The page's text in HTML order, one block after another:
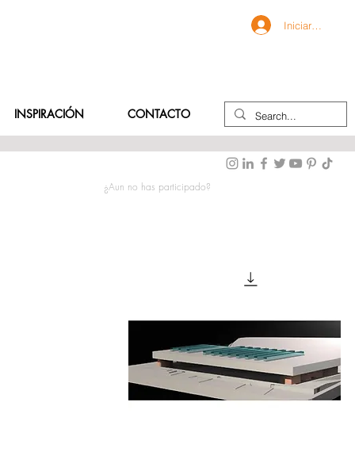
INSPIRACIÓN CONTACTO
Iniciar sesión
¿Aun no has participado?